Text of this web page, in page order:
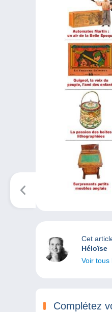
Cet
Héloïse
Voir tous
Complétez